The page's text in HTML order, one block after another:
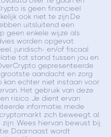
is geen financieel
ook niet te zijn.De
uitsluitend een
geen enkele wijze als
worden opgevat.
juridisch- en/of fiscaal
tot stand tussen jou en
gepresenteerde
aandacht en zorg
kan echter niet instaan voor
Het gebruik van deze
risico. Je dient ervan
informatie, mede
zich beweegt, al
Wees hiervan bewust bij
Daarnaast wordt